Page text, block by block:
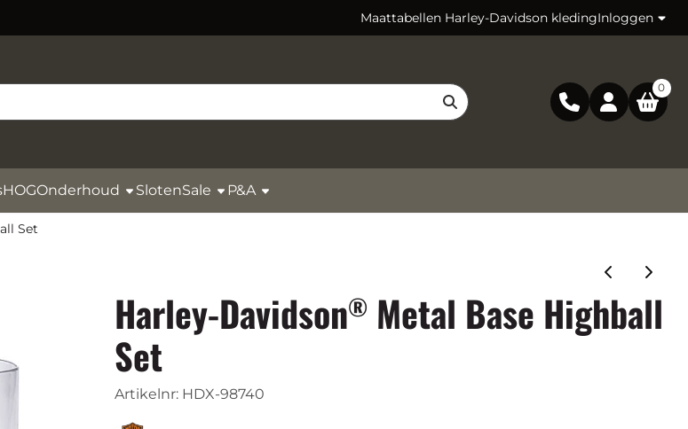
Maattabellen Harley-Davidson kledingInloggen
0
HOGOnderhoud SlotenSale P&A
Set
Harley-Davidson® Metal Base Highball
Set
Artikelnr: HDX-98740